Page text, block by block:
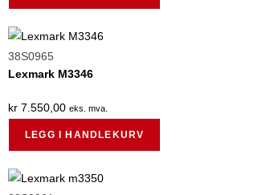
38S0965
Lexmark M3346
kr 7.550,00 eks. mva.
LEGG I HANDLEKURV